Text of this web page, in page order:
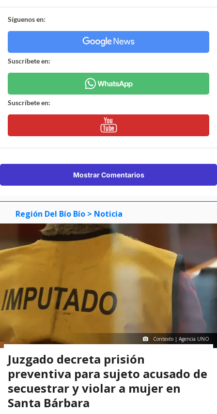
Síguenos en:
Suscríbete en:
Suscríbete en:
Mostrar Comentarios
Región Del Bío Bío > Noticia
Contexto | Agencia UNO
Juzgado decreta prisión
preventiva para sujeto acusado de
secuestrar y violar a mujer en
Santa Bárbara